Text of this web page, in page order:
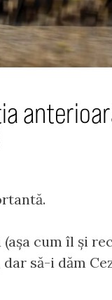
cum îl și
să-i dăm